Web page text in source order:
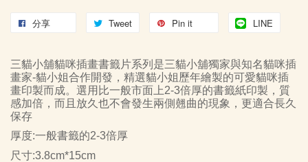
分享 Tweet Pin it LINE
三貓小舖貓咪插畫書籤片系列是三貓小舖獨家與知名貓咪插
畫家-貓小姐合作開發，精選貓小姐歷年繪製的可愛貓咪插
畫印製而成。選用比一般市面上2-3倍厚的書籤紙印製，質
感加倍，而且放久也不會發生兩側翹曲的現象，更適合長久
保存
厚度:一般書籤的2-3倍厚
尺寸:3.8cm*15cm